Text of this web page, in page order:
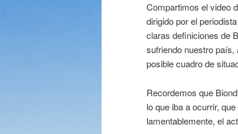
Compartimos el video
dirigido por el
claras definiciones de
sufriendo nuestro
posible cuadro de
Recordemos que
lo que iba a ocurrir,
lamentablemente, el